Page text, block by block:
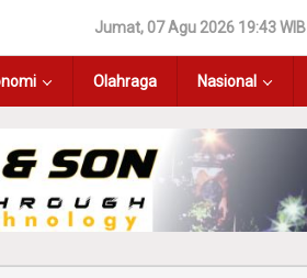
Jumat, 07 Agu 2026 19:43 WIB
Olahraga Nasional